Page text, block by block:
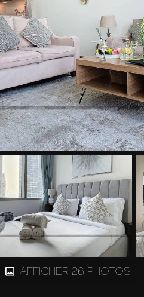
AFFICHER 26 PHOTOS